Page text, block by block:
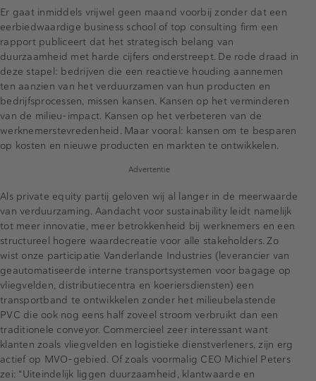
Er gaat inmiddels vrijwel geen maand voorbij zonder dat een
eerbiedwaardige business school of top consulting firm een
rapport publiceert dat het strategisch belang van
duurzaamheid met harde cijfers onderstreept. De rode draad in
deze stapel: bedrijven die een reactieve houding aannemen
ten aanzien van het verduurzamen van hun producten en
bedrijfsprocessen, missen kansen. Kansen op het verminderen
van de milieu-impact. Kansen op het verbeteren van de
werknemerstevredenheid. Maar vooral: kansen om te besparen
op kosten en nieuwe producten en markten te ontwikkelen.
Advertentie
Als private equity partij geloven wij al langer in de meerwaarde
van verduurzaming. Aandacht voor sustainability leidt namelijk
tot meer innovatie, meer betrokkenheid bij werknemers en een
structureel hogere waardecreatie voor alle stakeholders. Zo
wist onze participatie Vanderlande Industries (leverancier van
geautomatiseerde interne transportsystemen voor bagage op
vliegvelden, distributiecentra en koeriersdiensten) een
transportband te ontwikkelen zonder het milieubelastende
PVC die ook nog eens half zoveel stroom verbruikt dan een
traditionele conveyor. Commercieel zeer interessant want
klanten zoals vliegvelden en logistieke dienstverleners, zijn erg
actief op MVO-gebied. Of zoals voormalig CEO Michiel Peters
zei: “Uiteindelijk liggen duurzaamheid, klantwaarde en